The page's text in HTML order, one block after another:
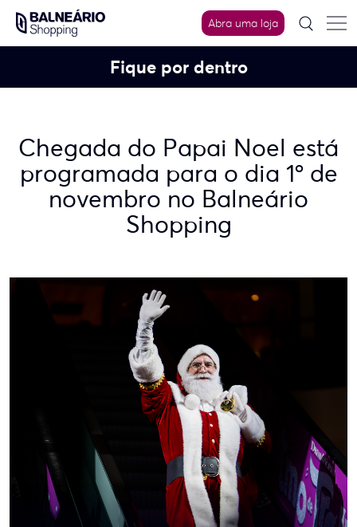
content
Abra uma loja
Fique por dentro
Chegada do Papai Noel está
programada para o dia 1º de
novembro no Balneário
Shopping